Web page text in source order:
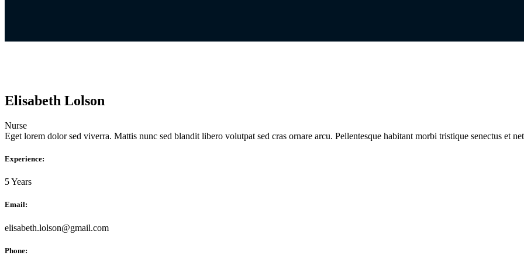
Elisabeth Lolson
Nurse
Eget lorem dolor sed viverra. Mattis nunc sed blandit libero volutpat sed cras ornare arcu. Pellentesque habitant morbi tristique senectus et
Experience:
5 Years
Email:
elisabeth.lolson@gmail.com
Phone: